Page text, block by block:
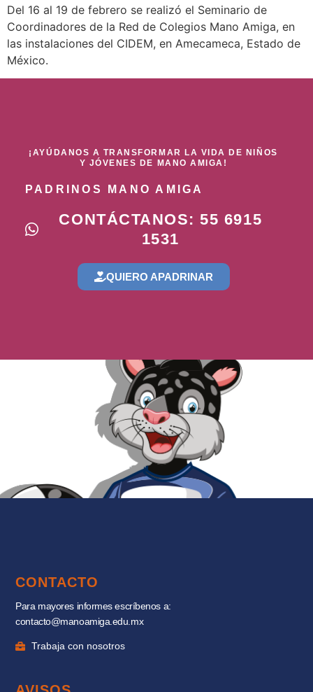
Del 16 al 19 de febrero se realizó el Seminario de
Coordinadores de la Red de Colegios Mano Amiga, en
las instalaciones del CIDEM, en Amecameca, Estado de
México.
¡AYÚDANOS A TRANSFORMAR LA VIDA DE NIÑOS
Y JÓVENES DE MANO AMIGA!
PADRINOS MANO AMIGA
CONTÁCTANOS: 55 6915
1531
QUIERO APADRINAR
CONTACTO
Para mayores informes escríbenos a:
contacto@manoamiga.edu.mx
Trabaja con nosotros